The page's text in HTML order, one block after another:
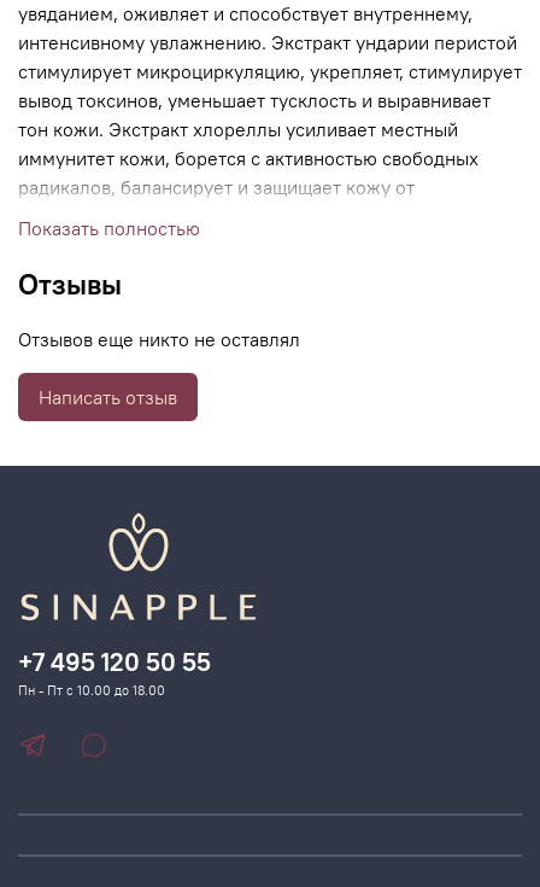
увяданием, оживляет и способствует внутреннему,
интенсивному увлажнению. Экстракт ундарии перистой
стимулирует микроциркуляцию, укрепляет, стимулирует
вывод токсинов, уменьшает тусклость и выравнивает
тон кожи. Экстракт хлореллы усиливает местный
иммунитет кожи, борется с активностью свободных
радикалов, балансирует и защищает кожу от
повреждений. Экстракт ирландского мха повышает
многоуровневое, внутреннее увлажнение. Полисахарид
оказывает противовоспалительное действие.
гидролипидный барьер, интенсивно увлажняют и
способствуют удержанию оптимального запаса влаги в
Показать полностью
Отзывы
Отзывов еще никто не оставлял
Написать отзыв
+7 495 120 50 55
Пн - Пт с 10.00 до 18.00